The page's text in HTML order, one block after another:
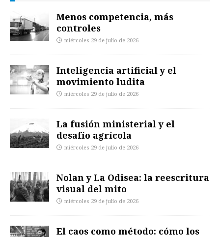
Menos competencia, más
controles
miércoles 29 de julio de 2026
Inteligencia artificial y el
movimiento ludita
miércoles 29 de julio de 2026
La fusión ministerial y el
desafío agrícola
miércoles 29 de julio de 2026
Nolan y La Odisea: la reescritura
visual del mito
miércoles 29 de julio de 2026
El caos como método: cómo los